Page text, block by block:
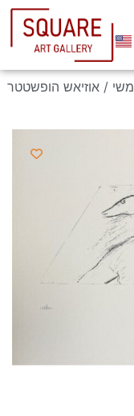
/ אוזיאש הופשטטר